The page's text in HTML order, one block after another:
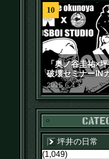
10
「奥ノ谷圭祐×
破壊セミナーIN
景動画（苦笑）
2015.6.4 木
坪井の日常
(1,049)